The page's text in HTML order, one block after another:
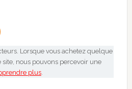
Lorsque vous achetez quelque
nous pouvons percevoir une
plus.